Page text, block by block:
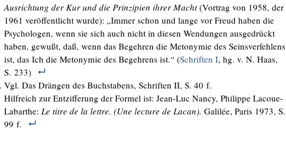
Aus­rich­tung der Kur und die Prin­zi­pi­en ihrer Macht(Vor­trag von 1958, der
1961 ver­öf­fent­licht wur­de): „Immer schon und lan­ge vor Freud haben die
Psy­cho­lo­gen, wenn sie sich auch nicht in die­sen Wen­dun­gen aus­ge­drückt
haben, gewußt, daß, wenn das Begeh­ren die Met­ony­mie des Seins­ver­feh­lens
ist, das Ich die Met­ony­mie des Begeh­rens ist.“ (Schrif­ten I, hg. v. N. Haas,
S. 233)
Vgl. Das Drän­gen des Buch­sta­bens, Schrif­ten II, S. 40 f.
Hilf­reich zur Ent­zif­fe­rung der For­mel ist: Jean-Luc Nan­cy, Phil­ip­pe Lacoue-
Labar­the: Le tit­re de la lett­re. (Une lec­tu­re de Lacan).Galilée, Paris 1973, S.
99 f.